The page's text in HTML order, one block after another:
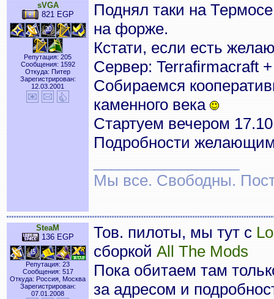
sVGA
821 EGP
Репутация: 205
Сообщения: 1592
Откуда: Питер
Зарегистрирован:
12.03.2001
Поднял таки на
на форже.
Кстати, если есть
Сервер: Terrafirmacraft
Собираемся
каменного века
Стартуем вечером 17.10
Подробности
Мы все. Свободны.
SteaM
136 EGP
Репутация: 23
Сообщения: 517
Откуда: Россия, Москва
Зарегистрирован:
07.01.2008
Тов. пилоты, мы тут с
сборкой All The Mods
Пока обитаем там
за адресом и